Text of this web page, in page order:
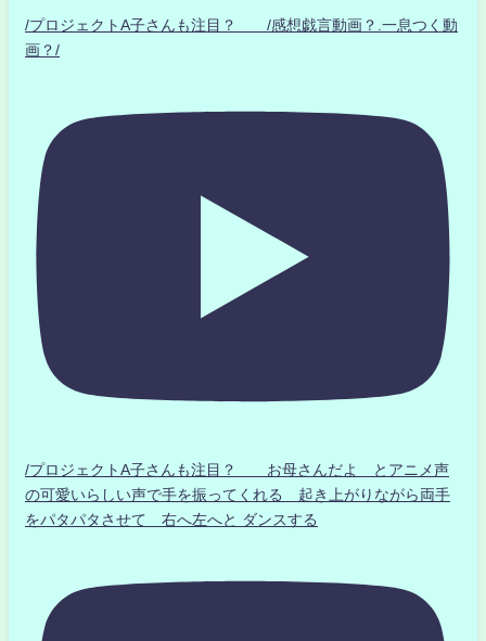
/プロジェクトA子さんも注目？ /感想戯言動画？.一息つく動
画？/
/プロジェクトA子さんも注目？ お母さんだよ とアニメ声
の可愛いらしい声で手を振ってくれる 起き上がりながら両手
をパタパタさせて 右へ左へと ダンスする